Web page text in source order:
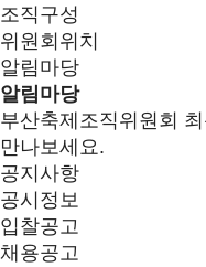
조직구성
위원회위치
알림마당
알림마당
부산축제조직위원회
만나보세요.
공지사항
공시정보
입찰공고
채용공고